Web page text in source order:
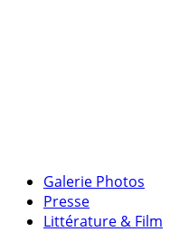
Galerie Photos
Presse
Littérature & Film